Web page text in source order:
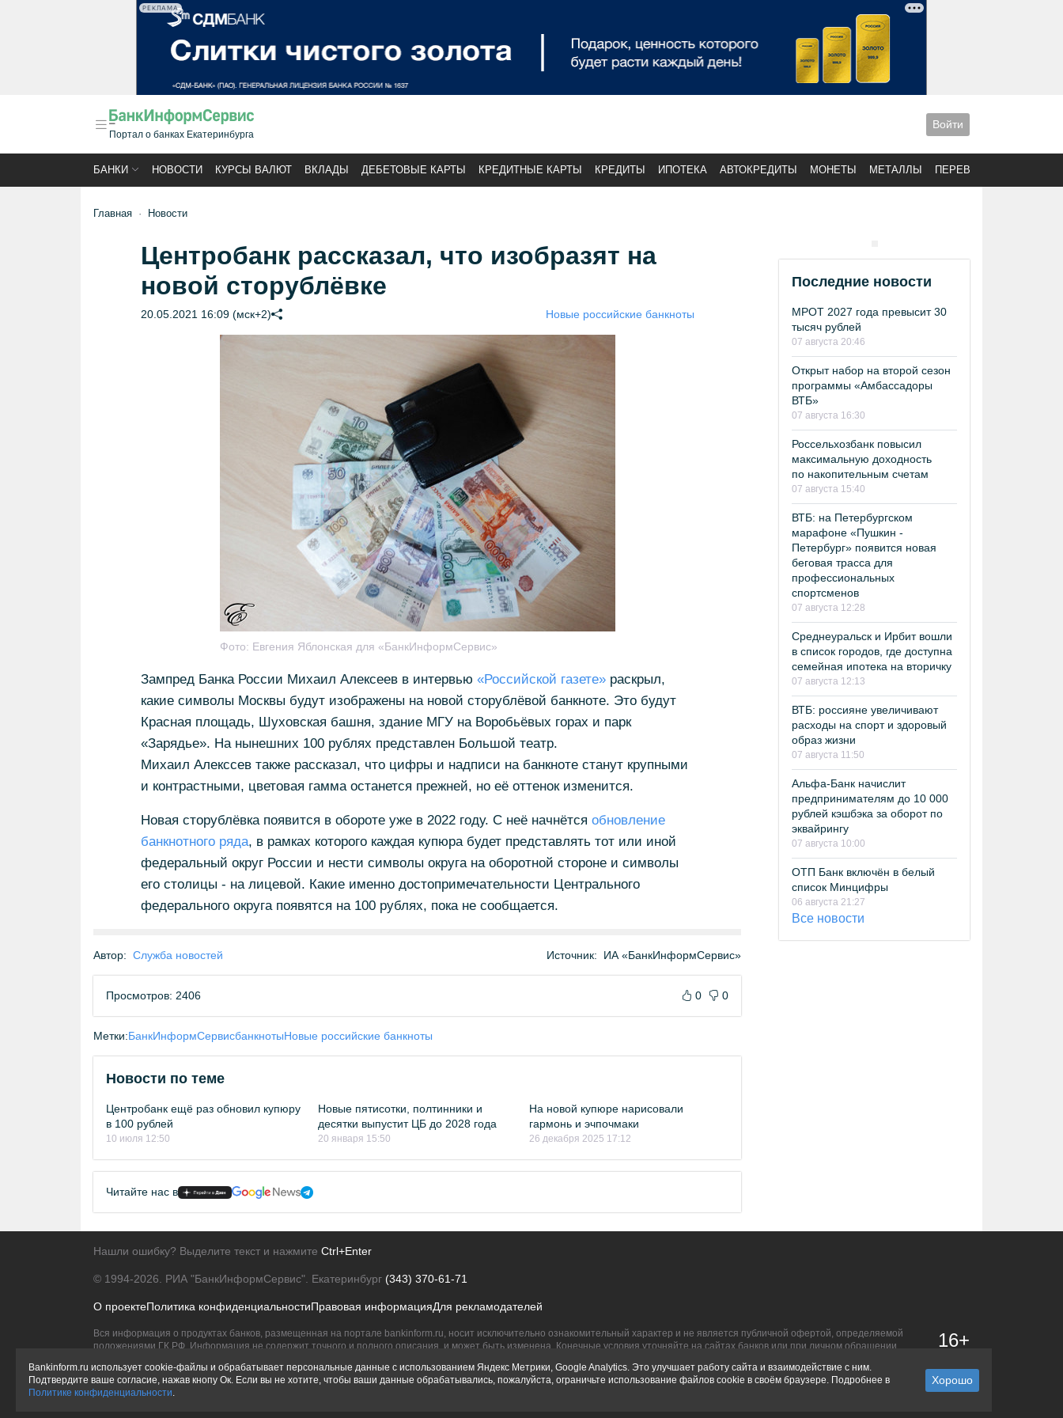
РЕКЛАМА
Портал о банках Екатеринбурга
Войти
БАНКИ НОВОСТИ КУРСЫ ВАЛЮТ ВКЛАДЫ ДЕБЕТОВЫЕ КАРТЫ КРЕДИТНЫЕ КАРТЫ КРЕДИТЫ ИПОТЕКА АВТОКРЕДИТЫ МОНЕТЫ МЕТАЛЛЫ ПЕРЕВОДЫ
Главная Новости
Центробанк рассказал, что изобразят на
новой сторублёвке
20.05.2021 16:09 (мск+2) Новые российские банкноты
Фото: Евгения Яблонская для «БанкИнформСервис»
Зампред Банка России Михаил Алексеев в интервью «Российской газете»раскрыл,
какие символы Москвы будут изображены на новой сторублёвой банкноте. Это будут
Красная площадь, Шуховская башня, здание МГУ на Воробьёвых горах и парк
«Зарядье». На нынешних 100 рублях представлен Большой театр.
Михаил Алекссев также рассказал, что цифры и надписи на банкноте станут крупными
и контрастными, цветовая гамма останется прежней, но её оттенок изменится.
Новая сторублёвка появится в обороте уже в 2022 году. С неё начнётся обновление
банкнотного ряда, в рамках которого каждая купюра будет представлять тот или иной
федеральный округ России и нести символы округа на оборотной стороне и символы
его столицы - на лицевой. Какие именно достопримечательности Центрального
федерального округа появятся на 100 рублях, пока не сообщается.
Автор: Служба новостей Источник: ИА «БанкИнформСервис»
Просмотров: 2406 0 0
Метки:БанкИнформСервисбанкнотыНовые российские банкноты
Новости по теме
Центробанк ещё раз обновил купюру
в 100 рублей
10 июля 12:50
Новые пятисотки, полтинники и
десятки выпустит ЦБ до 2028 года
20 января 15:50
На новой купюре нарисовали
гармонь и эчпочмаки
26 декабря 2025 17:12
Читайте нас в
Последние новости
МРОТ 2027 года превысит 30
тысяч рублей
07 августа 20:46
Открыт набор на второй сезон
программы «Амбассадоры
ВТБ»
07 августа 16:30
Россельхозбанк повысил
максимальную доходность
по накопительным счетам
07 августа 15:40
ВТБ: на Петербургском
марафоне «Пушкин -
Петербург» появится новая
беговая трасса для
профессиональных
спортсменов
07 августа 12:28
Среднеуральск и Ирбит вошли
в список городов, где доступна
семейная ипотека на вторичку
07 августа 12:13
ВТБ: россияне увеличивают
расходы на спорт и здоровый
образ жизни
07 августа 11:50
Альфа-Банк начислит
предпринимателям до 10 000
рублей кэшбэка за оборот по
эквайрингу
07 августа 10:00
ОТП Банк включён в белый
список Минцифры
06 августа 21:27
Все новости
Нашли ошибку? Выделите текст и нажмите Ctrl+Enter
© 1994-2026. РИА "БанкИнформСервис". Екатеринбург (343) 370-61-71
О проектеПолитика конфиденциальностиПравовая информацияДля рекламодателей
Вся информация о продуктах банков, размещенная на портале bankinform.ru, носит исключительно ознакомительный характер и не является публичной офертой, определяемой
положениями ГК РФ. Информация не содержит точного и полного описания, и может быть изменена. Конечные условия уточняйте на сайтах банков или при личном обращении.
16+
Bankinform.ru использует cookie-файлы и обрабатывает персональные данные с использованием Яндекс Метрики, Google Analytics. Это улучшает работу сайта и взаимодействие с ним.
Подтвердите ваше согласие, нажав кнопу Ок. Если вы не хотите, чтобы ваши данные обрабатывались, пожалуйста, ограничьте использование файлов cookie в своём браузере. Подробнее в
Политике конфиденциальности.